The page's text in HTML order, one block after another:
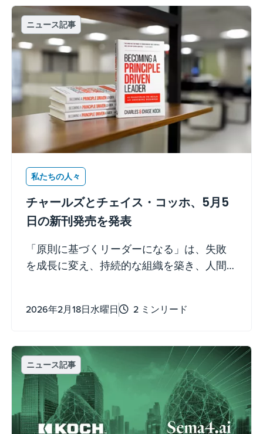
ニュース記事
私たちの人々
チャールズとチェイス・コッホ、5月5
日の新刊発売を発表
「原則に基づくリーダーになる」は、失敗
を成長に変え、持続的な組織を築き、人間
2026年2月18日水曜日 2 ミンリード
ニュース記事